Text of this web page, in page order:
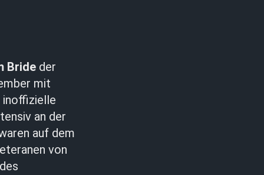
Bride der
mit
inoffizielle
an der
auf dem
von